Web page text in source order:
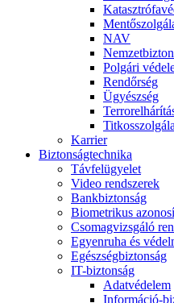
NAV
Polgári
Rendőrség
Ügyészség
Karrier
Biztonságtechnika
Távfelügyelet
Video rendszerek
Bankbiztonság
Biometrikus
Csomagvizsgáló
Egyenruha és
Egészségbiztonság
IT-biztonság
Adatvédelem
Információ-